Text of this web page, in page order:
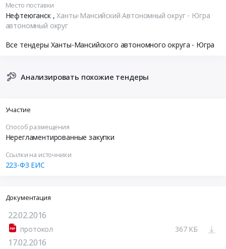
Место поставки
Нефтеюганск ,Ханты-Мансийский Автономный округ - Югра
автономный округ
Все тендеры Ханты-Мансийского автономного округа - Югра
Анализировать похожие тендеры
Участие
Способ размещения
Нерегламентированные закупки
Ссылки на источники
223-ФЗ ЕИС
Документация
22.02.2016
протокол 367 КБ
17.02.2016